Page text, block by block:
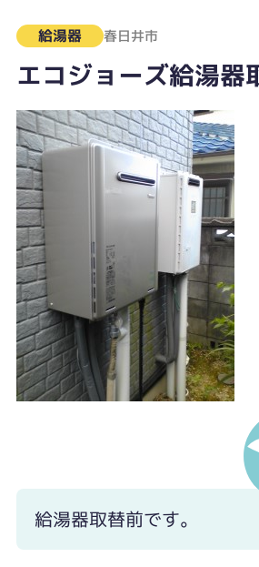
給湯器 春日井市
エコジョーズ給湯
給湯器取替前です。